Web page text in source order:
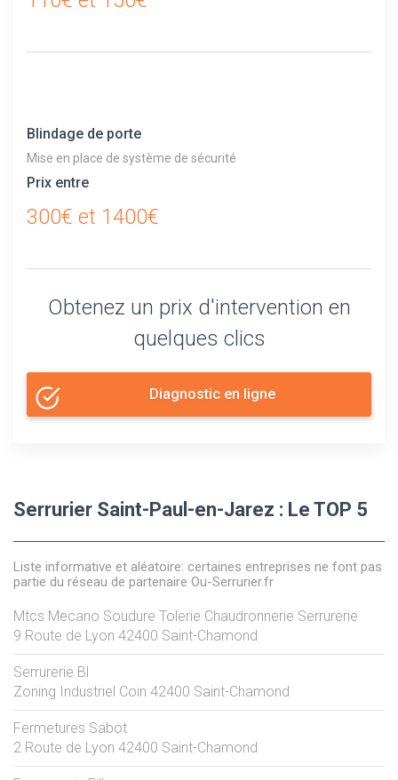
Blindage de porte
Mise en place de système de sécurité
Prix entre
300€ et 1400€
Obtenez un prix d'intervention en
quelques clics
Diagnostic en ligne
Serrurier Saint-Paul-en-Jarez : Le TOP 5
Liste informative et aléatoire: certaines entreprises ne font pas
partie du réseau de partenaire Ou-Serrurier.fr
Mtcs Mecano Soudure Tolerie Chaudronnerie Serrurerie
9 Route de Lyon 42400 Saint-Chamond
Serrurerie Bl
Zoning Industriel Coin 42400 Saint-Chamond
Fermetures Sabot
2 Route de Lyon 42400 Saint-Chamond